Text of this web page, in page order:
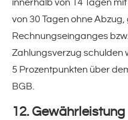
innerhalb von 14 Tagen
von 30 Tagen ohne
Rechnungseinganges
Zahlungsverzug schulden
5 Prozentpunkten über
BGB.
12. Gewährleistung